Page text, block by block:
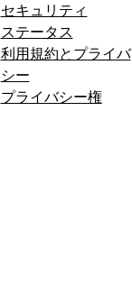
セキュリティ
ステータス
利用規約とプライバ
シー
プライバシー権